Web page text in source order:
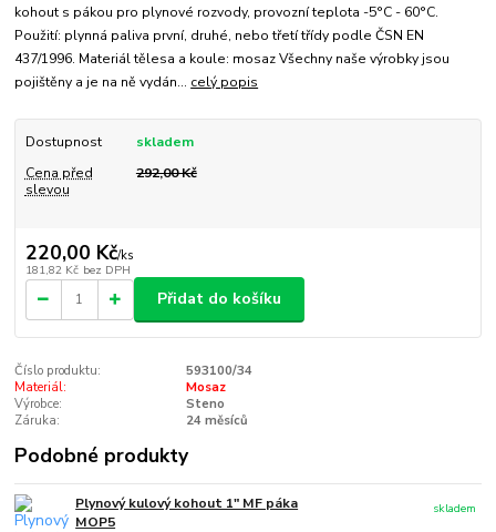
kohout s pákou pro plynové rozvody, provozní teplota -5°C - 60°C.
Použití: plynná paliva první, druhé, nebo třetí třídy podle ČSN EN
437/1996. Materiál tělesa a koule: mosaz Všechny naše výrobky jsou
pojištěny a je na ně vydán... celý popis
Dostupnost
skladem
Cena před
slevou
292,00 Kč
220,00 Kč/ks
181,82 Kč bez DPH
Přidat do košíku
Číslo produktu:
593100/34
Materiál:
Mosaz
Výrobce:
Steno
Záruka:
24 měsíců
Podobné produkty
Plynový kulový kohout 1" MF páka
MOP5
skladem